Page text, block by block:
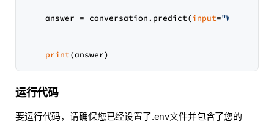
    answer = conversation.predict(
input="What's my
print
运行代码
要运行代码，请确保您已经设置了.env文件并包含了您的